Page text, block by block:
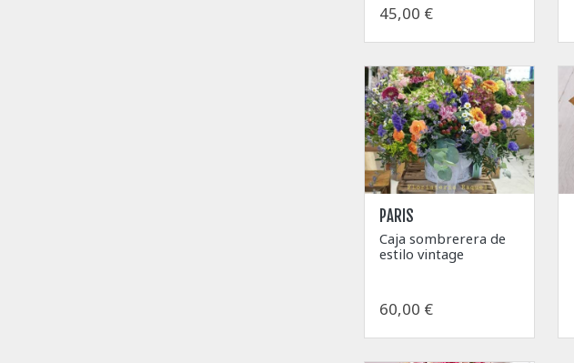
45,00 €
PARIS
Caja sombrerera de
estilo vintage
60,00 €